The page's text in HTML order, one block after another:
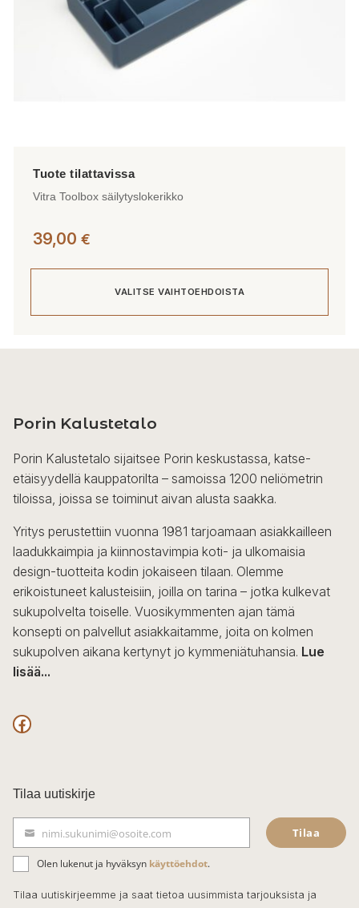
Vitra Toolbox säilytyslokerikko
39,00 €
VALITSE VAIHTOEHDOISTA
muunnelma.
tehdä
valinnat
tuotteen
sivulla.
Porin Kalustetalo
Porin Kalustetalo sijaitsee Porin keskustassa, katse-
etäisyydellä kauppatorilta – samoissa 1200 neliömetrin
tiloissa, joissa se toiminut aivan alusta saakka.
Yritys perustettiin vuonna 1981 tarjoamaan asiakkailleen
laadukkaimpia ja kiinnostavimpia koti- ja ulkomaisia
design-tuotteita kodin jokaiseen tilaan. Olemme
erikoistuneet kalusteisiin, joilla on tarina – jotka kulkevat
sukupolvelta toiselle. Vuosikymmenten ajan tämä
konsepti on palvellut asiakkaitamme, joita on kolmen
sukupolven aikana kertynyt jo kymmeniätuhansia. Lue
lisää...
F
c
e
b
o
o
Tilaa uutiskirje
ä
h
k
nimi.sukunimi@osoite.com Tilaa
Olen lukenut ja hyväksyn käyttöehdot.
Tilaa uutiskirjeemme ja saat tietoa uusimmista tarjouksista ja